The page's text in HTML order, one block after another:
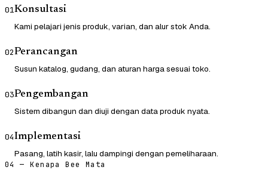
01Konsultasi
Kami pelajari jenis produk, varian, dan alur stok Anda.
02Perancangan
Susun katalog, gudang, dan aturan harga sesuai toko.
03Pengembangan
Sistem dibangun dan diuji dengan data produk nyata.
04Implementasi
Pasang, latih kasir, lalu dampingi dengan pemeliharaan.
04 — Kenapa Bee Mata